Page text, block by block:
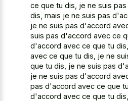
ce que tu dis, je ne suis
dis, mais je ne suis pas
je ne suis pas d'accord
suis pas d'accord avec ce
d'accord avec ce que tu
avec ce que tu dis, je ne
que tu dis, je ne suis pas
je ne suis pas d'accord
pas d'accord avec ce que
d'accord avec ce que tu